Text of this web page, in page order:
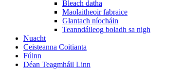
Bleach datha
Maolaitheoir fabraice
Glantach níocháin
Teanndáileog boladh sa nigh
Nuacht
Ceisteanna Coitianta
Fúinn
Déan Teagmháil Linn